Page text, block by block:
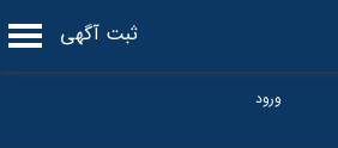
ثبت آگهی